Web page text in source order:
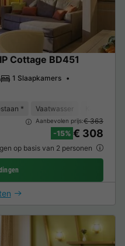
Cottage BD451
1 Slaapkamers
* Vaatwasser
Aanbevolen prijs:€ 363
-15% € 308
op basis van 2 personen